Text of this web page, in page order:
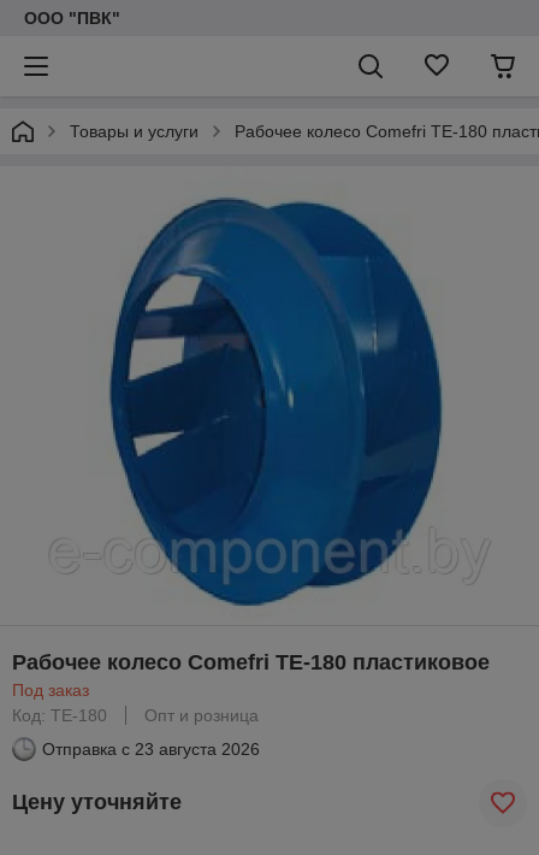
ООО "ПВК"
Товары и услуги Рабочее колесо Comefri TE-180
Рабочее колесо Comefri TE-180 пластиковое
Под заказ
Код: TE-180
Опт и розница
Отправка с 23 августа 2026
Цену уточняйте